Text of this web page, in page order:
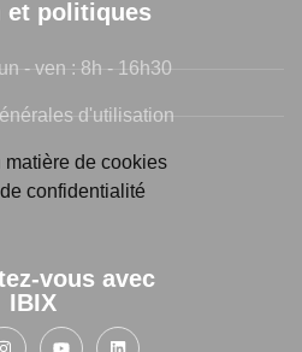
et politiques
- ven : 8h - 16h30
d'utilisation
matière de cookies
confidentialité
vous avec
IBIX